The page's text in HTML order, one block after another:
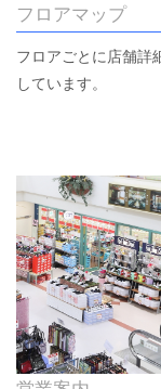
フロアマップ
フロアごとに店舗詳
しています。